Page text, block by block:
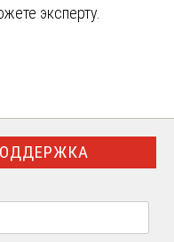
эксперту.